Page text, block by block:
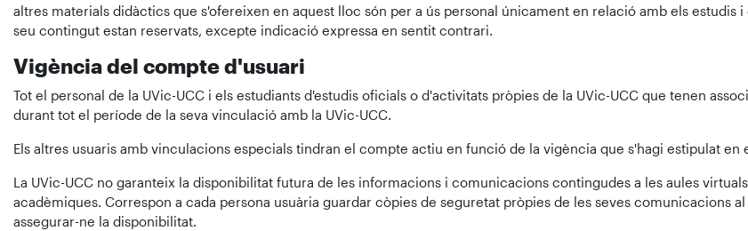
altres materials didàctics que s'ofereixen en aquest lloc són per a ús personal únicament en relació amb els estudis
seu contingut estan reservats, excepte indicació expressa en sentit contrari.
Vigència del compte d'usuari
Tot el personal de la UVic-UCC i els estudiants d'estudis oficials o d'activitats pròpies de la UVic-UCC que tenen
durant tot el període de la seva vinculació amb la UVic-UCC.
Els altres usuaris amb vinculacions especials tindran el compte actiu en funció de la vigència que s'hagi estipulat en
La UVic-UCC no garanteix la disponibilitat futura de les informacions i comunicacions contingudes a les aules
acadèmiques. Correspon a cada persona usuària guardar còpies de seguretat pròpies de les seves comunicacions
assegurar-ne la disponibilitat.